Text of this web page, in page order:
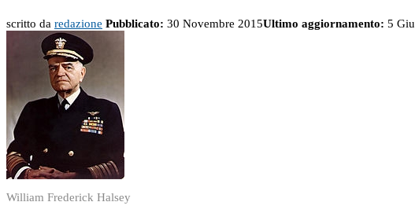
scritto da redazione Pubblicato: 30 Novembre 2015Ultimo aggiornamento: 5
William Frederick Halsey